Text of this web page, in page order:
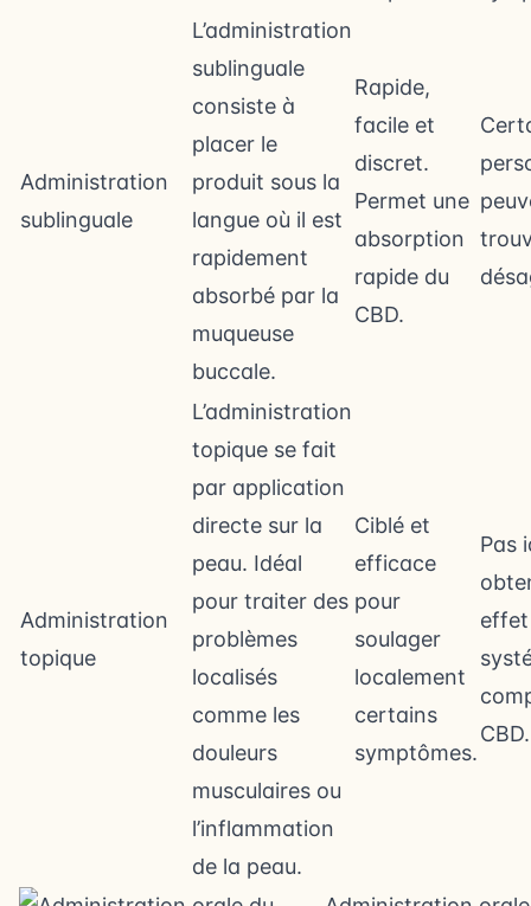
Administration
sublinguale
L’administration
sublinguale
consiste à
placer le
produit sous la
langue où il est
rapidement
absorbé par la
muqueuse
buccale.
Rapide,
facile et
discret.
Permet une
absorption
rapide du
CBD.
Administration
topique
L’administration
topique se fait
par application
directe sur la
peau. Idéal
pour traiter des
problèmes
localisés
comme les
douleurs
musculaires ou
l’inflammation
de la peau.
Ciblé et
efficace
pour
soulager
localement
certains
symptômes.
Pas
effet
CBD.